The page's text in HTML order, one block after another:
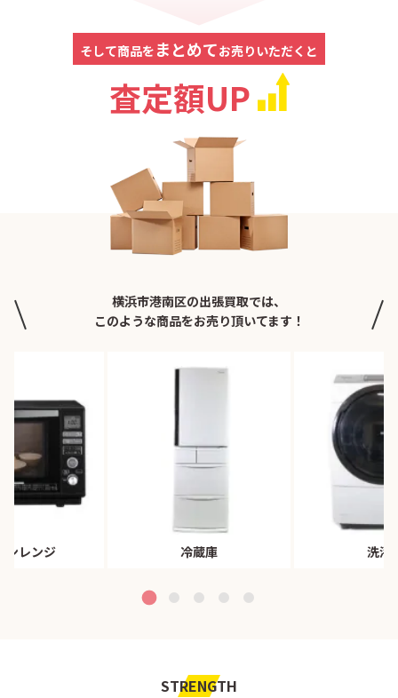
そして商品を まとめてお売りいただくと
査定額UP
横浜市港南区の出張買取では、
このような商品をお売り頂いてます！
ンレンジ 冷蔵庫 洗濯
STRENGTH